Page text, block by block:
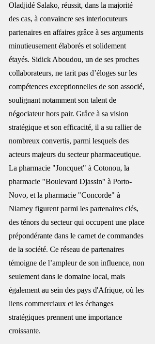
Oladjidé Salako, réussit, dans la majorité
des cas, à convaincre ses interlocuteurs
partenaires en affaires grâce à ses arguments
minutieusement élaborés et solidement
étayés. Sidick Aboudou, un de ses proches
collaborateurs, ne tarit pas d’éloges sur les
compétences exceptionnelles de son associé,
soulignant notamment son talent de
négociateur hors pair. Grâce à sa vision
stratégique et son efficacité, il a su rallier de
nombreux convertis, parmi lesquels des
acteurs majeurs du secteur pharmaceutique.
La pharmacie "Joncquet" à Cotonou, la
pharmacie "Boulevard Djassin" à Porto-
Novo, et la pharmacie "Concorde" à
Niamey figurent parmi les partenaires clés,
des ténors du secteur qui occupent une place
prépondérante dans le carnet de commandes
de la société. Ce réseau de partenaires
témoigne de l’ampleur de son influence, non
seulement dans le domaine local, mais
également au sein des pays d'Afrique, où les
liens commerciaux et les échanges
stratégiques prennent une importance
croissante.